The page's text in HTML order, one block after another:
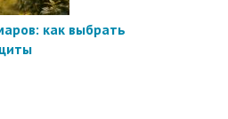
как выбрать